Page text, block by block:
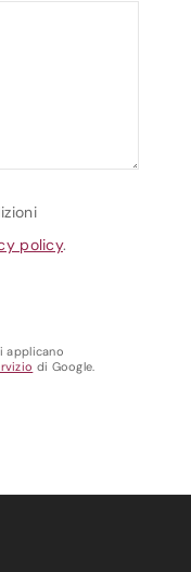
policy.
applicano
di Google.